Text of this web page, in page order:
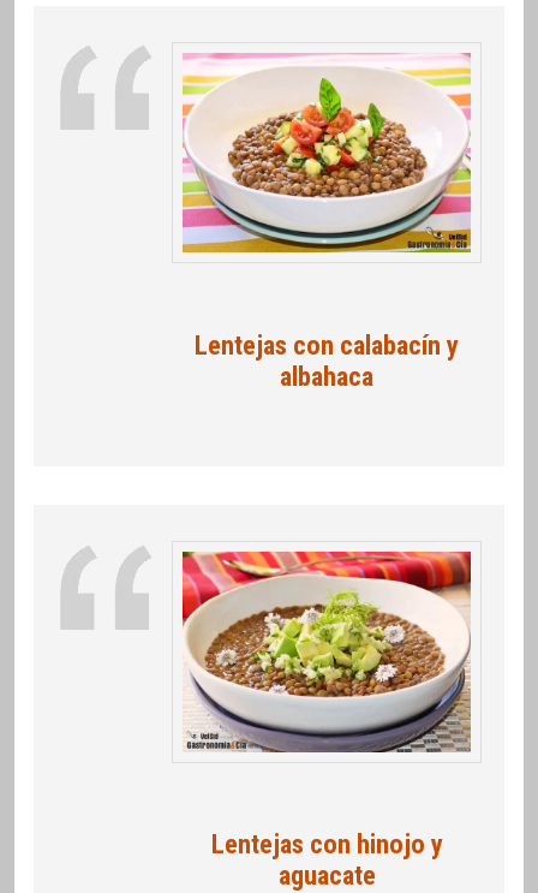
Lentejas con calabacín y
albahaca
Lentejas con hinojo y
aguacate